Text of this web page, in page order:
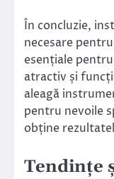
În concluzie,
necesare
esențiale
atractiv și
aleagă
pentru nevoile
obține
Tendințe